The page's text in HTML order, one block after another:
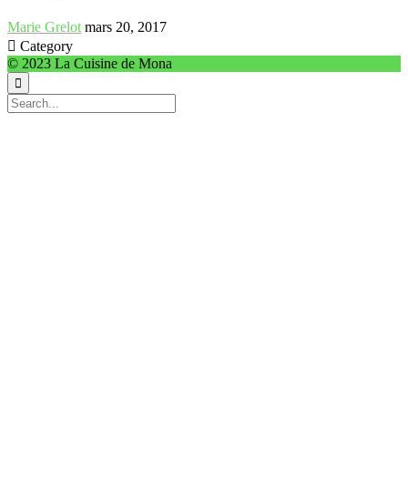
Marie Grelot mars 20, 2017
 Category
© 2023 La Cuisine de Mona
